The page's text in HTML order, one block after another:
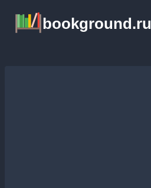
содержимому
bookground.ru